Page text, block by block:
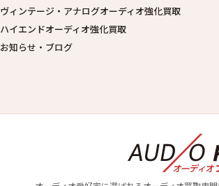
ヴィンテージ・アナログオーディオ強化買取
ハイエンドオーディオ強化買取
お知らせ・ブログ